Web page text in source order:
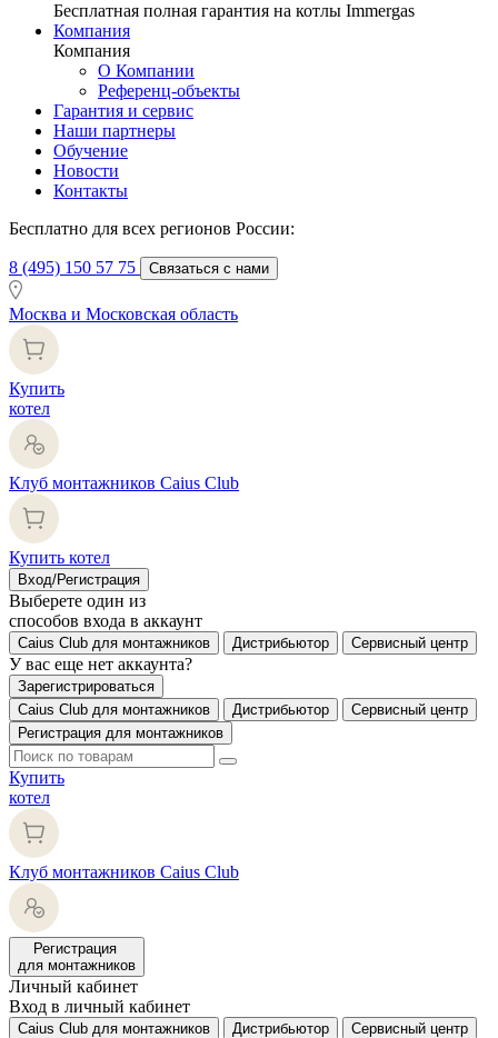
Бесплатная полная гарантия на котлы Immergas
Компания
Компания
О Компании
Референц-объекты
Гарантия и сервис
Наши партнеры
Обучение
Новости
Контакты
Бесплатно для всех регионов России:
8 (495) 150 57 75 Связаться с нами
Москва и Московская область
Купить
котел
Клуб монтажников Caius Club
Купить котел
Вход/Регистрация
Выберете один из
способов входа в аккаунт
Caius Club для монтажников Дистрибьютор Сервисный центр
У вас еще нет аккаунта?
Зарегистрироваться
Caius Club для монтажников
Дистрибьютор
Сервисный центр
Регистрация для монтажников
Купить
котел
Клуб монтажников Caius Club
Регистрация
для монтажников
Личный кабинет
Вход в личный кабинет
Caius Club для монтажников Дистрибьютор Сервисный центр